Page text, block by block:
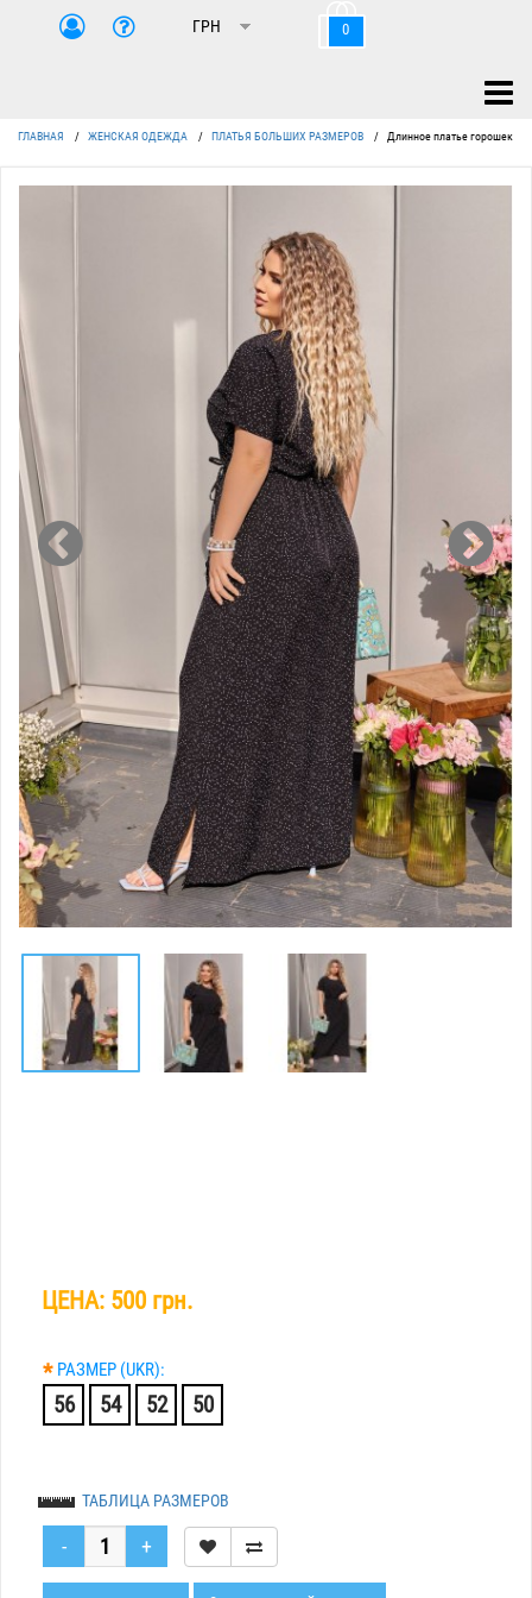
0
ГЛАВНАЯ / ЖЕНСКАЯ ОДЕЖДА / ПЛАТЬЯ БОЛЬШИХ РАЗМЕРОВ / Длинное платье горошек
ЦЕНА: 500 грн.
* РАЗМЕР (UKR):
56 54 52 50
ТАБЛИЦА РАЗМЕРОВ